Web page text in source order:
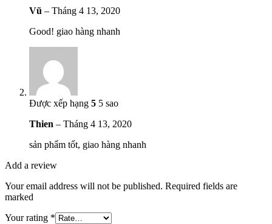
Vũ – Tháng 4 13, 2020
Good! giao hàng nhanh
Được xếp hạng 5 5 sao
Thien – Tháng 4 13, 2020
sản phẩm tốt, giao hàng nhanh
Add a review
Your email address will not be published. Required fields are
marked
Your rating *